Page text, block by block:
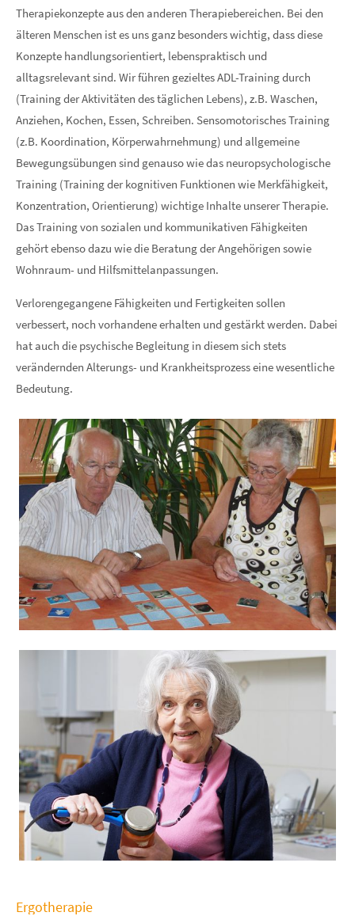
Therapiekonzepte aus den anderen Therapiebereichen. Bei den
älteren Menschen ist es uns ganz besonders wichtig, dass diese
Konzepte handlungsorientiert, lebenspraktisch und
alltagsrelevant sind. Wir führen gezieltes ADL-Training durch
(Training der Aktivitäten des täglichen Lebens), z.B. Waschen,
Anziehen, Kochen, Essen, Schreiben. Sensomotorisches Training
(z.B. Koordination, Körperwahrnehmung) und allgemeine
Bewegungsübungen sind genauso wie das neuropsychologische
Training (Training der kognitiven Funktionen wie Merkfähigkeit,
Konzentration, Orientierung) wichtige Inhalte unserer Therapie.
Das Training von sozialen und kommunikativen Fähigkeiten
gehört ebenso dazu wie die Beratung der Angehörigen sowie
Wohnraum- und Hilfsmittelanpassungen.
Verlorengegangene Fähigkeiten und Fertigkeiten sollen
verbessert, noch vorhandene erhalten und gestärkt werden. Dabei
hat auch die psychische Begleitung in diesem sich stets
verändernden Alterungs- und Krankheitsprozess eine wesentliche
Bedeutung.
Ergotherapie